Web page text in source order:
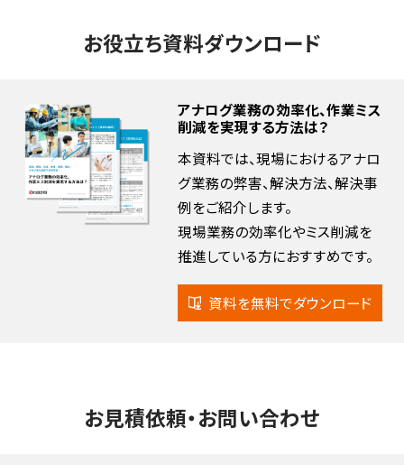
お役立ち資料ダウンロード
アナログ業務の効率化、作業ミス
削減を実現する方法は？
本資料では、現場におけるアナロ
グ業務の弊害、解決方法、解決事
例をご紹介します。
現場業務の効率化やミス削減を
推進している方におすすめです。
資料を無料でダウンロード
お見積依頼・お問い合わせ